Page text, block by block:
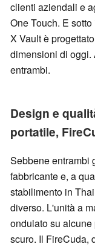
clienti aziendali e
One Touch. E
X Vault è
dimensioni di oggi.
entrambi.
Design e
portatile,
Sebbene entrambi
fabbricante e, a
stabilimento in
diverso. L'unità a
ondulato su
scuro. Il FireCuda,